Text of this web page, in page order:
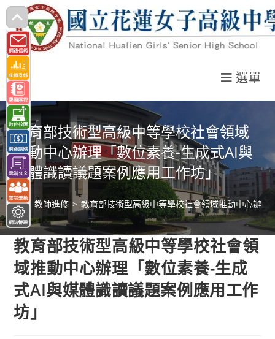
跳
轉
至
主
要
內
容
選單
教育部技術型高級中等學校社會領域
推動中心辦理「數位素養-生成式AI與
媒體識讀議題案例應用工作坊」
> 教師進修 > 教育部技術型高級中等學校社會領域推動中心辦
教育部技術型高級中等學校社會領
域推動中心辦理「數位素養-生成
式AI與媒體識讀議題案例應用工作
坊」